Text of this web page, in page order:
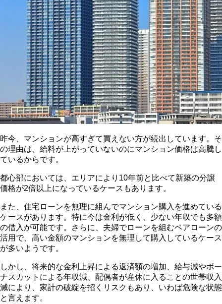
昨今、マンションが高すぎて買えない方が続出しています。そ
の理由は、給料が上がっていないのにマンション価格は高騰し
ているからです。
都心部においては、エリアにより10年前と比べて新築の分譲
価格が2倍以上になっているケースもあります。
また、住宅ローンを無理に組んでマンション購入を進めている
ケースがあります。特に今は金利が低く、少ない年収でも多額
の借入が可能です。さらに、夫婦でローンを組むペアローンの
活用で、高い金額のマンションを無理して購入しているケース
が多いようです。
しかし、将来的な金利上昇による返済額の増加、給与減やボー
ナスカットによる年収減、配偶者が産休に入ることの世帯収入
減により、家計の破綻を招くリスクもあり、いわば危険な状態
と言えます。